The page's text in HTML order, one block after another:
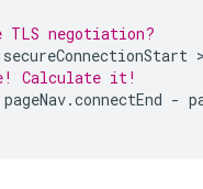
TLS negotiation?
secureConnectionStart >
Calculate it!
pageNav.connectEnd -